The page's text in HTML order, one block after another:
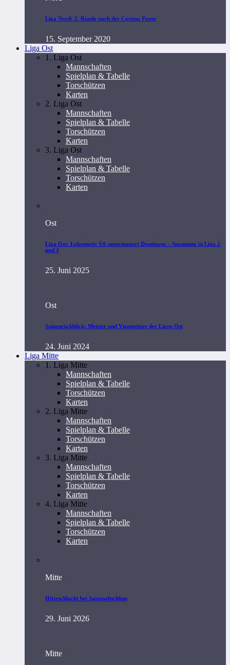
Liga Nord: 2. Runde nach der Corona Pause
15. September 2020
Liga Ost
1. Liga Ost
Mannschaften
Spielplan & Tabelle
Torschützen
Karten
2. Liga Ost
Mannschaften
Spielplan & Tabelle
Torschützen
Karten
3. Liga Ost
Mannschaften
Spielplan & Tabelle
Torschützen
Karten
Ost
Liga Ost: Lokomotiv U6 untermauert Dominanz – Spannung in Liga 2
und 3
25. Juni 2025
Ost
Saisonrückblick: Meister und Vizemeister der Ligen Ost
24. Juni 2024
Liga Mitte
1. Liga Mitte
Mannschaften
Spielplan & Tabelle
Torschützen
Karten
2. Liga Mitte
Mannschaften
Spielplan & Tabelle
Torschützen
Karten
3. Liga Mitte
Mannschaften
Spielplan & Tabelle
Torschützen
Karten
4. Liga Mitte
Mannschaften
Spielplan & Tabelle
Torschützen
Karten
Mitte
Hitzeschlacht bei Saisonabschluss
29. Juni 2026
Mitte